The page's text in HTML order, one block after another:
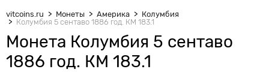
vitcoins.ru Монеты Америка
Колумбия
Колумбия 5 сентаво 1886 год. КМ 183.1
Монета Колумбия 5 сентаво
1886 год. КМ 183.1